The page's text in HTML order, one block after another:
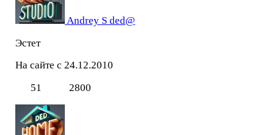
Andrey S ded@
Эстет
На сайте с 24.12.2010
51
2800